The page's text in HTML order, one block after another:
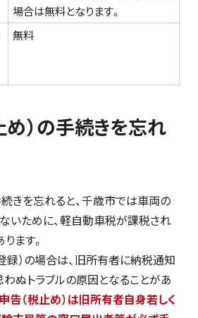
場合は無料となります。
無料
）の手続きを忘れ
きを忘れると、千歳市では車両の
いために、軽自動車税が課税され
ます。
録）の場合は、旧所有者に納税通知
ぬトラブルの原因となることがあ
告（税止め）は旧所有者自身若しく